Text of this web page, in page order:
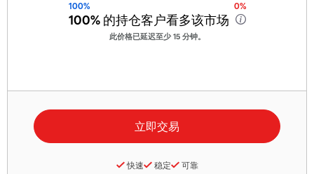
100%
0%
100%的持仓客户看多该市场
此价格已延迟至少 15 分钟。
快速 稳定 可靠